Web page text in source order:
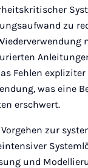
zu
Fehlen
was eine
erschwert.
zur
und